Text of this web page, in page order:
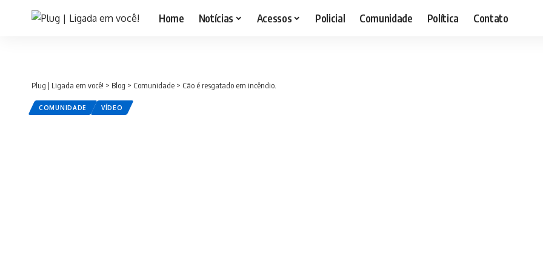
Home Notícias Acessos Policial Comunidade Política Contato
Plug | Ligada em você! > Blog > Comunidade > Cão é resgatado em incêndio.
COMUNIDADE VÍDEO